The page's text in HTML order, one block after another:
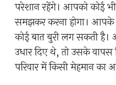
परेशान रहेंगे। आपको कोई
समझकर करना होगा। आपके
कोई बात बुरी लग सकती
उधार दिए थे, तो उसके वापस
परिवार में किसी मेहमान का